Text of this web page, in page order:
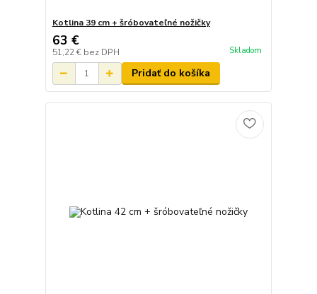
Kotlina 39 cm + šróbovateľné nožičky
63 €
51,22 € bez DPH Skladom
Pridať do košíka